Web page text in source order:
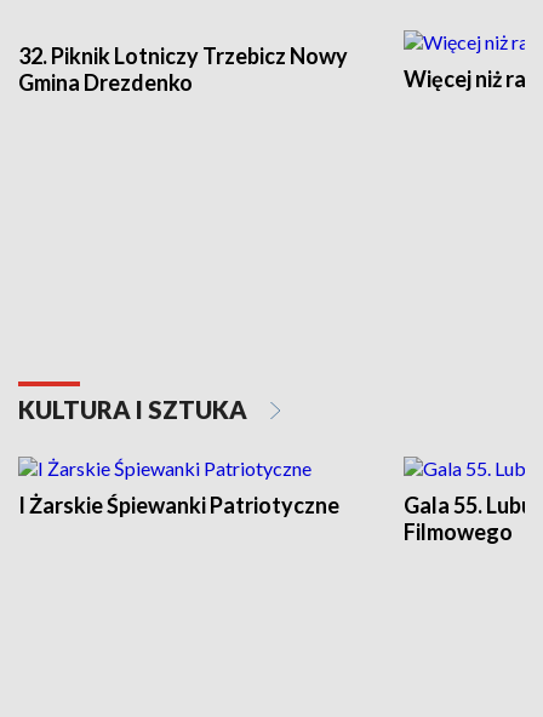
32. Piknik Lotniczy Trzebicz Nowy
Gmina Drezdenko
Więcej niż rajd
KULTURA I SZTUKA
I Żarskie Śpiewanki Patriotyczne
Gala 55.
Filmowego